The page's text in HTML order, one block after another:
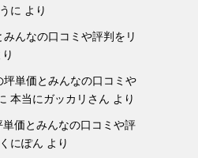
うに より
んなの口コミや評判をリ
坪単価とみんなの口コミや
本当にガッカリさん より
価とみんなの口コミや評
くにぽん より